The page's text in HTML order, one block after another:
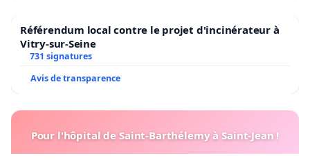
Référendum local contre le projet d'incinérateur à
Vitry-sur-Seine
731 signatures
Avis de transparence
Pour l'hôpital de Saint-Barthélemy à Saint-Jean !